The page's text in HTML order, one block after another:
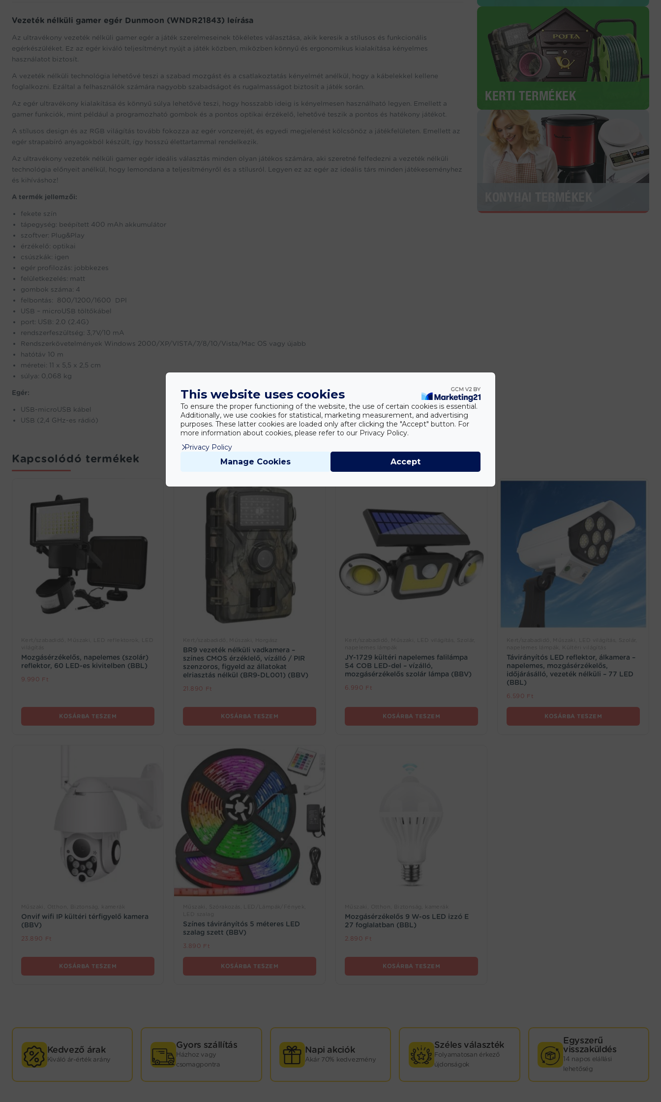
Vezeték nélküli gamer egér Dunmoon (WNDR21843) leírása
Az ultravékony vezeték nélküli gamer egér a játék szerelmeseinek tökéletes választása, akik keresik a stílusos és funkcionális
egérkészüléket. Ez az egér kiváló teljesítményt nyújt a játék közben, miközben könnyű és ergonomikus kialakítása kényelmes
használatot biztosít.
A vezeték nélküli technológia lehetővé teszi a szabad mozgást és a csatlakoztatás kényelmét anélkül, hogy a kábelekkel kellene
foglalkozni. Ezáltal a felhasználók számára nagyobb szabadságot és rugalmasságot biztosít a játék során.
Az egér ultravékony kialakítása és könnyű súlya lehetővé teszi, hogy hosszabb ideig is kényelmesen használható legyen. Emellett a
gamer funkciók, mint például a programozható gombok és a pontos optikai érzékelő, lehetővé teszik a pontos és hatékony játékot.
A stílusos design és az RGB világítás tovább fokozza az egér vonzerejét, és egyedi megjelenést kölcsönöz a játékfelületen. Emellett az
egér strapabíró anyagokból készült, így hosszú élettartammal rendelkezik.
Az ultravékony vezeték nélküli gamer egér ideális választás minden olyan játékos számára, aki szeretné felfedezni a vezeték nélküli
technológia előnyeit anélkül, hogy lemondana a teljesítményről és a stílusról. Legyen ez az egér az ideális társ minden játékeseményhez
és kihíváshoz!
A termék jellemzői:
fekete szín
tápegység: beépített 400 mAh akkumulátor
szoftver: Plug&Play
érzékelő: optikai
csúszkák: igen
egér profilozás: jobbkezes
felületkezelés: matt
gombok száma: 4
felbontás:
800/1200/1600
DPI
USB – microUSB töltőkábel
port: USB: 2.0 (2.4G)
rendszerfeszültség: 3,7V/10 mA
Rendszerkövetelmények Windows 2000/XP/VISTA/7/8/10/Vista/Mac OS vagy újabb
hatótáv 10 m
méretei: 11 x 5,5 x 2,5 cm
súlya: 0,068 kg
Egér:
USB-microUSB kábel
USB (2,4 GHz-es rádió)
KERTI TERMÉKEK
Kapcsolódó termékek
Mozgásérzékelős, napelemes (szolár)
reflektor, 60 LED-es kivitelben (BBL)
9.990 Ft
KOSÁRBA TESZEM
BR9 vezeték nélküli vadkamera –
színes CMOS érzéklelő, vízálló / PIR
szenzoros, figyeld az állatokat
elriasztás nélkül (BR9-DL001) (BBV)
21.890 Ft
KOSÁRBA TESZEM
JY-1729 kültéri napelemes falilámpa
54 COB LED-del – vízálló,
mozgásérzékelős szolár lámpa (BBV)
6.990 Ft
KOSÁRBA TESZEM
Távirányítós LED reflektor, álkamera –
napelemes, mozgásérzékelős,
időjárásálló, vezeték nélküli – 77 LED
(BBL)
6.590 Ft
KOSÁRBA TESZEM
Onvif wifi IP kültéri térfigyelő kamera
(BBV)
23.890 Ft
KOSÁRBA TESZEM
Színes távirányítós 5 méteres LED
szalag szett (BBV)
3.890 Ft
KOSÁRBA TESZEM
Mozgásérzékelős 9 W-os LED izzó E
27 foglalatban (BBL)
2.890 Ft
KOSÁRBA TESZEM
GYORS
KISZÁLLÍTÁS!
Kedvező árak
Kiváló ár-érték arány
Gyors szállítás
Házhoz vagy
csomagpontra
Napi akciók
Akár 70% kedvezmény
Széles választék
Folyamatosan érkező
újdonságok
Egyszerű
visszaküldés
14 napos elállási
lehetőség
This website uses cookies
To ensure the proper functioning of the website, the use of certain cookies is essential.
Additionally, we use cookies for statistical, marketing measurement, and advertising
purposes. These latter cookies are loaded only after clicking the "Accept" button. For
more information about cookies, please refer to our Privacy Policy.
Privacy Policy
Manage Cookies Accept